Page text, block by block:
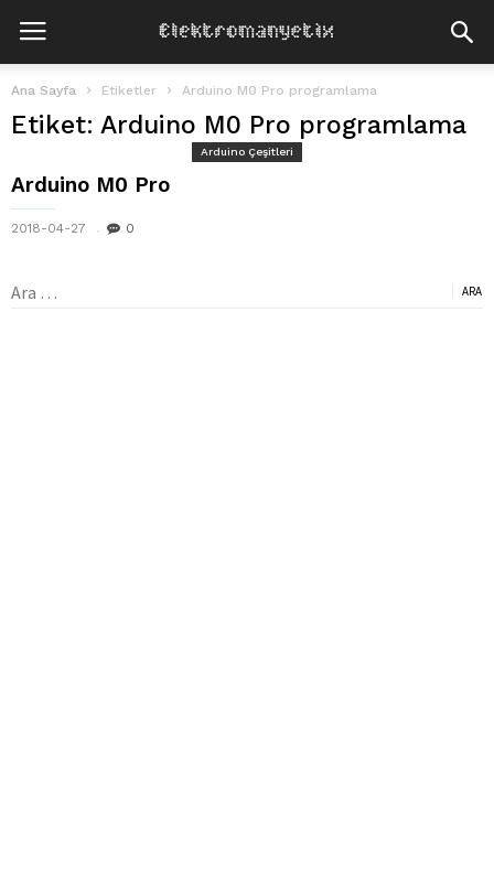
Ana Sayfa Etiketler Arduino M0 Pro programlama
Etiket: Arduino M0 Pro programlama
Arduino Çeşitleri
Arduino M0 Pro
2018-04-27 0
Arama: